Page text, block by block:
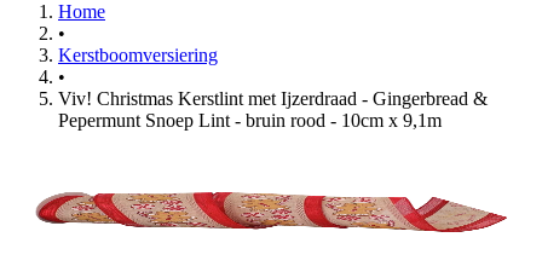
Home
•
Kerstboomversiering
•
Viv! Christmas Kerstlint met Ijzerdraad - Gingerbread &
Pepermunt Snoep Lint - bruin rood - 10cm x 9,1m